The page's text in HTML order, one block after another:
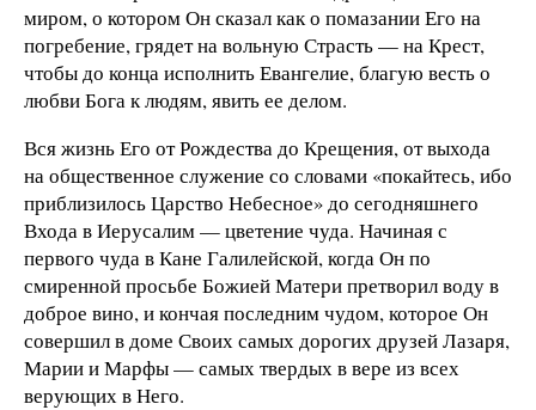
миром, о котором Он сказал как о помазании Его на
погребение, грядет на вольную Страсть — на Крест,
чтобы до конца исполнить Евангелие, благую весть о
любви Бога к людям, явить ее делом.
Вся жизнь Его от Рождества до Крещения, от выхода
на общественное служение со словами «покайтесь, ибо
приблизилось Царство Небесное» до сегодняшнего
Входа в Иерусалим — цветение чуда. Начиная с
первого чуда в Кане Галилейской, когда Он по
смиренной просьбе Божией Матери претворил воду в
доброе вино, и кончая последним чудом, которое Он
совершил в доме Своих самых дорогих друзей Лазаря,
Марии и Марфы — самых твердых в вере из всех
верующих в Него.